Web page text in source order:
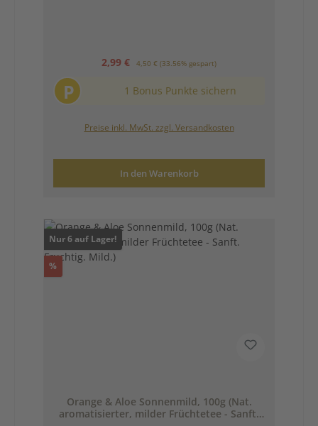
Verkaufspreis:
2,99 € Regulärer Preis:
4,50 € (33.56% gespart)
P 1 Bonus Punkte sichern
Preise inkl. MwSt. zzgl. Versandkosten
In den Warenkorb
Nur 6 auf Lager!
%Rabatt
Orange & Aloe Sonnenmild, 100g (Nat.
aromatisierter, milder Früchtetee - Sanft.